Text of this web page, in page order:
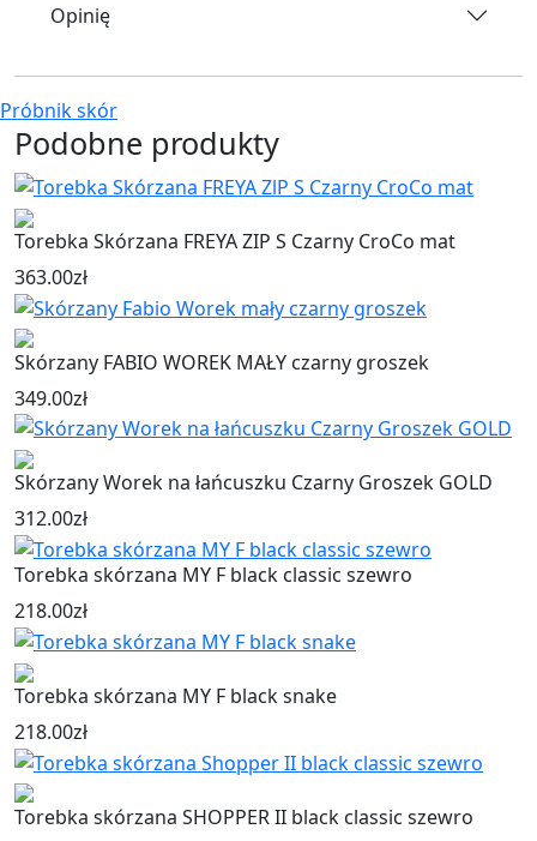
Opinię
Próbnik skór
Podobne produkty
Torebka Skórzana FREYA ZIP S Czarny CroCo mat
363.00zł
Skórzany FABIO WOREK MAŁY czarny groszek
349.00zł
Skórzany Worek na łańcuszku Czarny Groszek GOLD
312.00zł
Torebka skórzana MY F black classic szewro
218.00zł
Torebka skórzana MY F black snake
218.00zł
Torebka skórzana SHOPPER II black classic szewro